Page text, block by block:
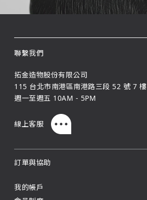
聯繫我們
拓金造物股份有限公司
115 台北市南港區南港路三段 52 號 7 樓
週一至週五 10AM - 5PM
線上客服
訂單與協助
我的帳戶